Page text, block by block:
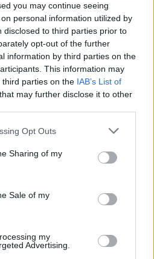
you may continue seeing
personal information utilized by
disclosed to third parties prior to
opt-out of the further
information by third parties on the
This information may
parties on the IAB’s List of
that may further disclose it to other
app uses one or more Google
behaviour. You may click to
and its third-party tags to
purposes in below Google
Opt Outs
Sharing of my
Sale of my
my
Advertising.
volna jobban gumit. A közepeset tettük
lenne a keményet használni, ám a
tizenkét másodpercet Herczigéktől,
függetlenül jó verseny volt, 2009-ben
hibáztunk és az autó is remekül
vagyok feldobva a második hely